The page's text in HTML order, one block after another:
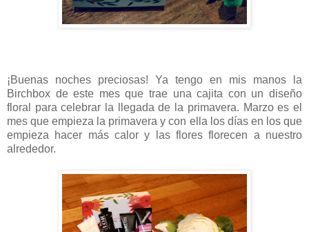
¡Buenas noches preciosas! Ya tengo en mis manos la
Birchbox de este mes que trae una cajita con un diseño
floral para celebrar la llegada de la primavera. Marzo es el
mes que empieza la primavera y con ella los días en los que
empieza hacer más calor y las flores florecen a nuestro
alrededor.